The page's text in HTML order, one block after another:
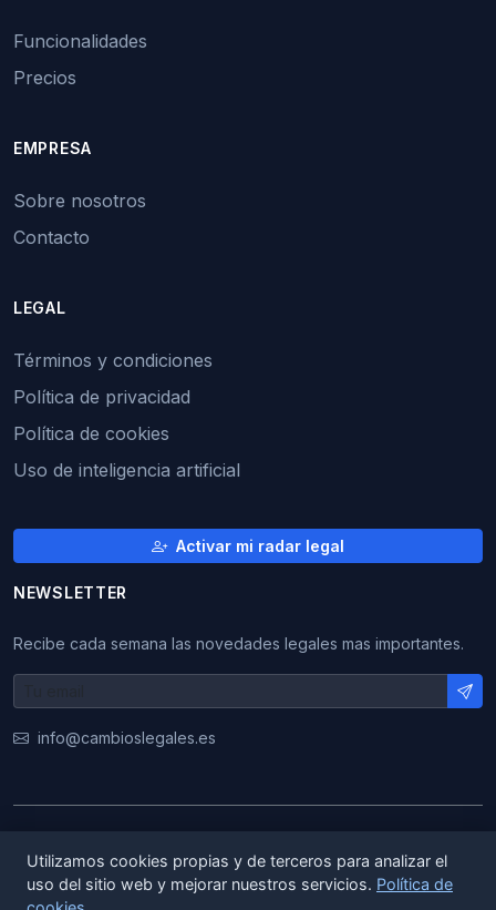
Funcionalidades
Precios
EMPRESA
Sobre nosotros
Contacto
LEGAL
Términos y condiciones
Política de privacidad
Política de cookies
Uso de inteligencia artificial
Activar mi radar legal
NEWSLETTER
Recibe cada semana las novedades legales mas importantes.
info@cambioslegales.es
reservados.
Utilizamos cookies propias y de terceros para analizar el
uso del sitio web y mejorar nuestros servicios. Política de